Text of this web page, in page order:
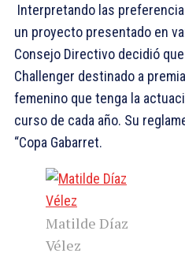
Interpretando las
un proyecto presentado en
Consejo Directivo decidió
Challenger destinado a
femenino que tenga la
curso de cada año. Su
“Copa Gabarret.
Matilde Díaz
Vélez